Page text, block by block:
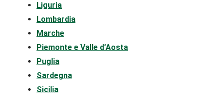
Liguria
Lombardia
Marche
Piemonte e Valle d’Aosta
Puglia
Sardegna
Sicilia